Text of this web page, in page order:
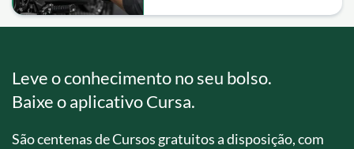
Leve o conhecimento no seu bolso.
Baixe o aplicativo Cursa.
São centenas de Cursos gratuitos a disposição, com